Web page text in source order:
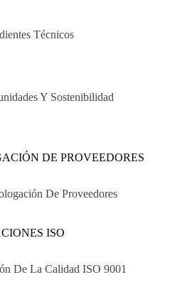
Técnicos
Y Sostenibilidad
DE PROVEEDORES
De Proveedores
ISO
De La Calidad ISO 9001